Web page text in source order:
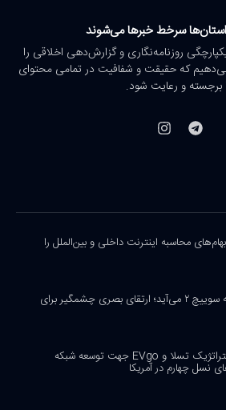
سرخط خبرها می‌شوند
یکپارچگی روزنامه‌نگاری و گزارش‌دهی اخلاقی را
که حقیقت و شفافیت در تمامی محتوای
برجسته و رعایت شود.
محاسبه اینترنت داخلی و بین‌الملل را
ماینکرفت به سوییچ ۲ می‌آید؛ ارتقای بصری چشمگیر برای
همکاری استراتژیک تسلا و EVgo جهت توسعه شبکه
نسل چهارم در آمریکا